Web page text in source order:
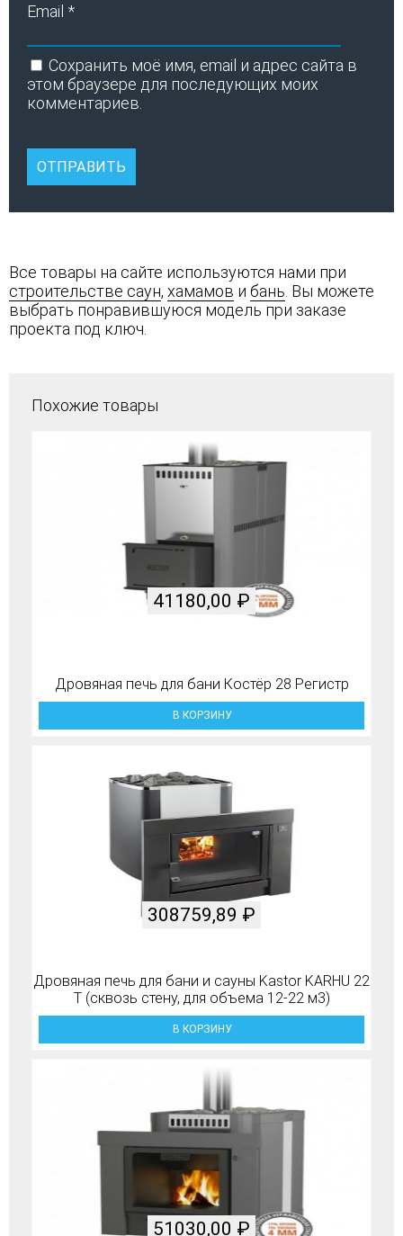
Email *
Сохранить моё имя, email и адрес сайта в
этом браузере для последующих моих
комментариев.
Все товары на сайте используются нами при
строительстве саун, хамамов и бань . Вы можете
выбрать понравившуюся модель при заказе
проекта под ключ.
Похожие товары
Дровяная печь для бани Костёр 28 Регистр
41180,00 ₽
В КОРЗИНУ
Дровяная печь для бани и сауны Kastor KARHU 22
T (сквозь стену, для объема 12-22 м3)
308759,89 ₽
В КОРЗИНУ
51030,00 ₽